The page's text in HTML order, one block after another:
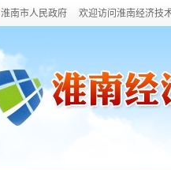
淮南市人民政府 欢迎访问淮南经济技